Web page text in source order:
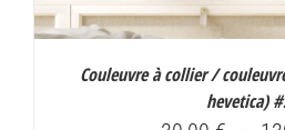
Couleuvre à collier /
hevetica)